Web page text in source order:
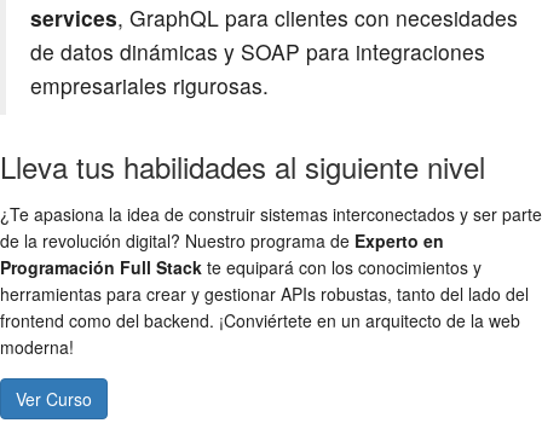
services, GraphQL para clientes con necesidades
de datos dinámicas y SOAP para integraciones
empresariales rigurosas.
Lleva tus habilidades al siguiente nivel
¿Te apasiona la idea de construir sistemas interconectados y ser parte
de la revolución digital? Nuestro programa de Experto en
Programación Full Stack te equipará con los conocimientos y
herramientas para crear y gestionar APIs robustas, tanto del lado del
frontend como del backend. ¡Conviértete en un arquitecto de la web
moderna!
Ver Curso